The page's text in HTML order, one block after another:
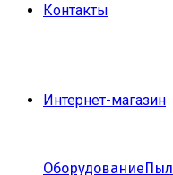
Контакты
Интернет-магазин
Оборудование